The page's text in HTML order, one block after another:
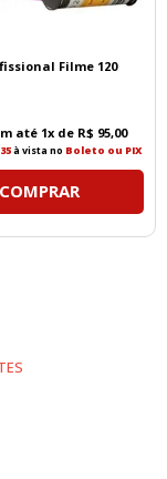
Filme 120
até 1x de R$ 95,00
à vista no Boleto ou PIX
COMPRAR